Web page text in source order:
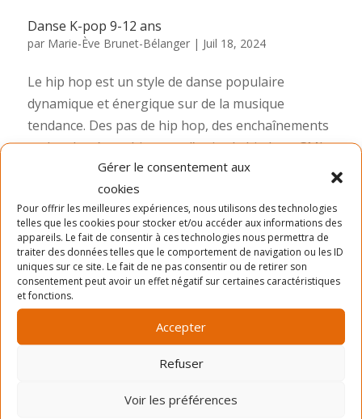
Gérer le consentement aux
cookies
Pour offrir les meilleures expériences, nous utilisons des technologies
telles que les cookies pour stocker et/ou accéder aux informations des
appareils. Le fait de consentir à ces technologies nous permettra de
traiter des données telles que le comportement de navigation ou les ID
uniques sur ce site. Le fait de ne pas consentir ou de retirer son
consentement peut avoir un effet négatif sur certaines caractéristiques
et fonctions.
Accepter
Refuser
Voir les préférences
Danse K-pop 9-12 ans
par Marie-Ève Brunet-Bélanger| Juil 18, 2024
Le hip hop est un style de danse populaire
dynamique et énergique sur de la musique
tendance. Des pas de hip hop, des enchaînements
et des chorégraphies avec l’attitude hip hop. GML :
Centre Gabrielle-et-Marcel-Lapalme, 5350, rue
LafondCED : Centre...
Danse Hip Hop
par Marie-Ève Brunet-Bélanger| Juil 18, 2024
La danse développe la motricité, la coordination et
le sens du rythme des enfants! La danse hip hop
est un style populaire et très diversifié qui
s’inspire des arts martiaux et de la gymnastique.
rue LafondCED...